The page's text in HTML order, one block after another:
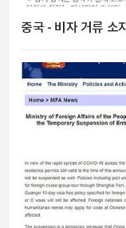
중국 - 비자 거류 소